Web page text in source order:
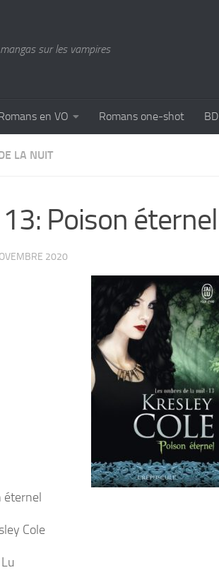
sur les vampires
en VO Romans one-shot BD
LA NUIT
Poison éternel
2020
éternel
Cole